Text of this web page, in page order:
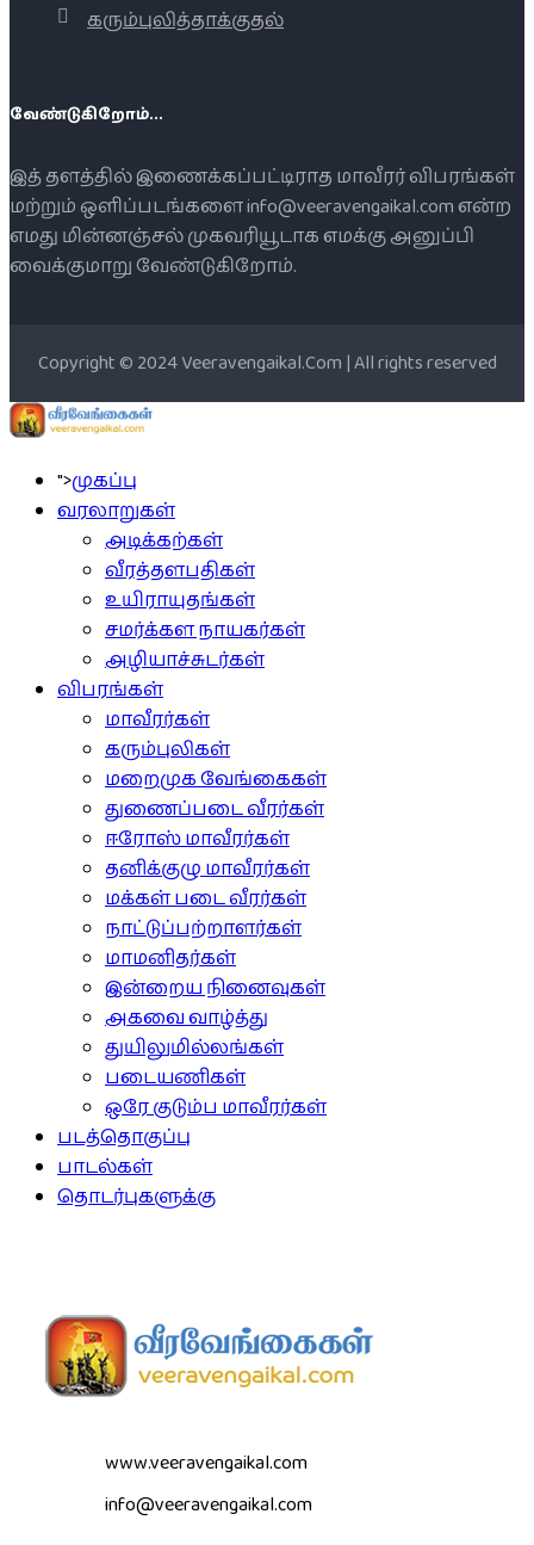
கரும்புலித்தாக்குதல்
வேண்டுகிறோம்...
இத் தளத்தில் இணைக்கப்பட்டிராத மாவீரர் விபரங்கள்
மற்றும் ஒளிப்படங்களை info@veeravengaikal.com என்ற
எமது மின்னஞ்சல் முகவரியூடாக எமக்கு அனுப்பி
வைக்குமாறு வேண்டுகிறோம்.
Copyright © 2024 Veeravengaikal.Com | All rights reserved
">முகப்பு
வரலாறுகள்
அடிக்கற்கள்
வீரத்தளபதிகள்
உயிராயுதங்கள்
சமர்க்கள நாயகர்கள்
அழியாச்சுடர்கள்
விபரங்கள்
மாவீரர்கள்
கரும்புலிகள்
மறைமுக வேங்கைகள்
துணைப்படை வீரர்கள்
ஈரோஸ் மாவீரர்கள்
தனிக்குழு மாவீரர்கள்
மக்கள் படை வீரர்கள்
நாட்டுப்பற்றாளர்கள்
மாமனிதர்கள்
இன்றைய நினைவுகள்
அகவை வாழ்த்து
துயிலுமில்லங்கள்
படையணிகள்
ஒரே குடும்ப மாவீரர்கள்
படத்தொகுப்பு
பாடல்கள்
தொடர்புகளுக்கு
www.veeravengaikal.com
info@veeravengaikal.com